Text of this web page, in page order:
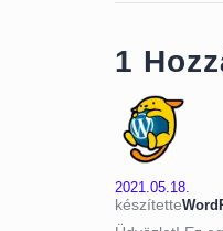
1
2021.05.18.
készítette